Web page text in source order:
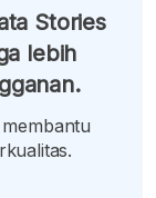
Stories
lebih